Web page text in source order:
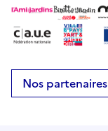
Nos partenaires